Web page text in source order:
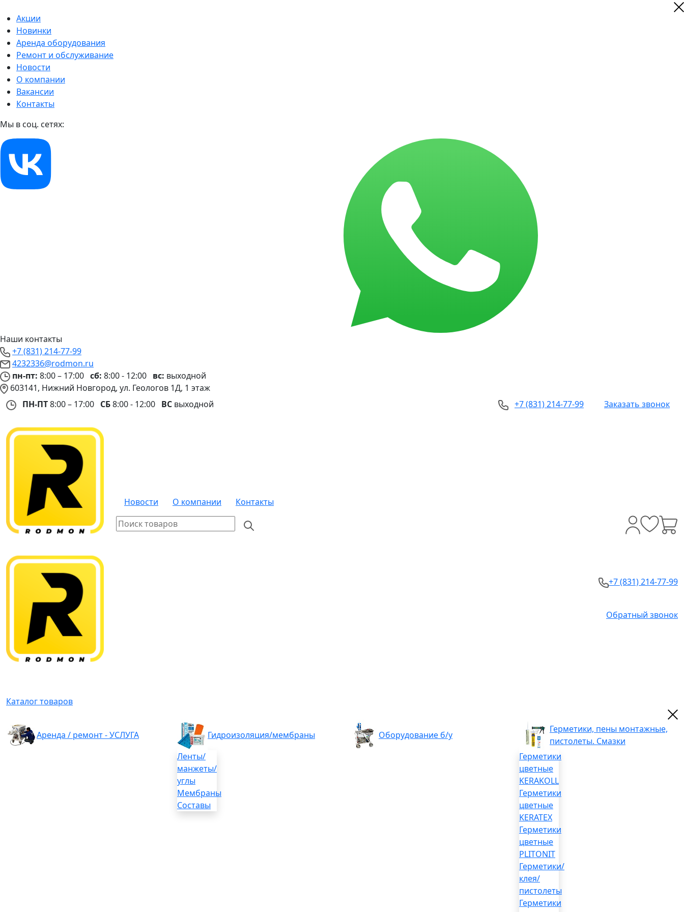
Акции
Новинки
Аренда оборудования
Ремонт и обслуживание
Новости
О компании
Вакансии
Контакты
Мы в соц. сетях:
Наши контакты
+7 (831) 214-77-99
4232336@rodmon.ru
пн-пт: 8:00 – 17:00 сб: 8:00 - 12:00 вс: выходной
603141, Нижний Новгород, ул. Геологов 1Д, 1 этаж
ПН-ПТ8:00 – 17:00 СБ8:00 - 12:00 ВС выходной +7 (831) 214-77-99 Заказать звонок
Новости О компании Контакты
+7 (831) 214-77-99
Обратный звонок
Каталог товаров
Аренда / ремонт - УСЛУГА
Гидроизоляция/мембраны
Ленты/
манжеты/
углы
Мембраны
Составы
Оборудование б/у
Герметики, пены монтажные,
пистолеты. Смазки
Герметики
цветные
KERAKOLL
Герметики
цветные
KERATEX
Герметики
цветные
PLITONIT
Герметики/
клея/
пистолеты
Герметики